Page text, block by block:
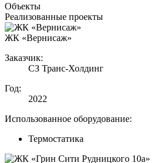
Объекты
Реализованные проекты
ЖК «Вернисаж»
Заказчик:
СЗ Транс-Холдинг
Год:
2022
Использованное оборудование:
Термостатика